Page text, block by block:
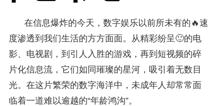
在信息爆炸的今天，数字娱乐以前所未有的🔥速
度渗透到我们生活的方方面面。从精彩纷呈🙂的电
影、电视剧，到引人入胜的游戏，再到短视频的碎
片化信息流，它们如同璀璨的星河，吸引着无数目
光。在这片繁荣的数字海洋中，未成年人却常常面
临着一道难以逾越的“年龄鸿沟”。